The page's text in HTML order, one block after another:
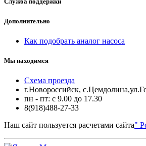
Дополнительно
Как подобрать аналог насоса
Мы находимся
Схема проезда
г.Новороссийск,
пн - пт: с 9.00 до 17.30
8(918)488-27-33
Наш сайт пользуется расчетами сайта"